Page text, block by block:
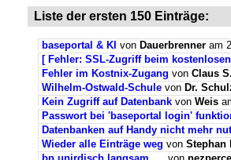
Liste der ersten 150 Einträge:
baseportal & KI von Dauerbrenner am
[ Fehler: SSL-Zugriff beim
Fehler im Kostnix-Zugang von Claus S.
Wilhelm-Ostwald-Schule von Dr.
Kein Zugriff auf Datenbank von Weis
Passwort bei 'baseportal login'
Datenbanken auf Handy nicht mehr
Wieder alle Einträge weg von Stephan